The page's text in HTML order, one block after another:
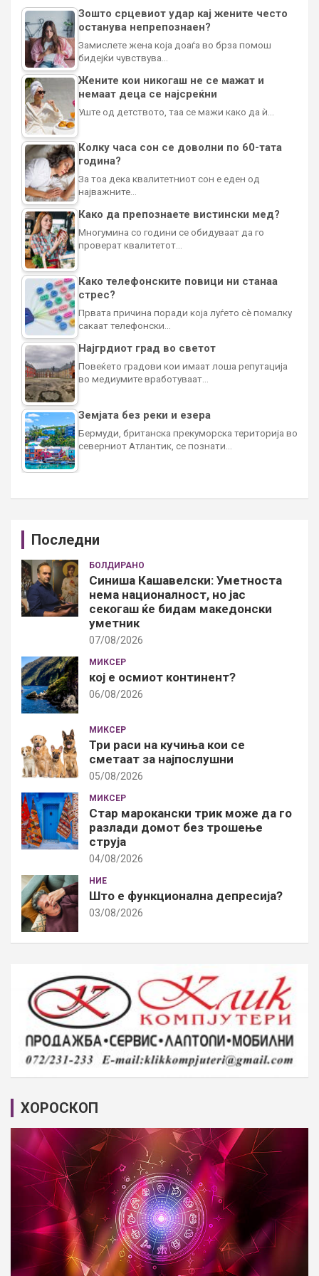
Зошто срцевиот удар кај жените често
останува непрепознаен?
Замислете жена која доаѓа во брза помош
бидејќи чувствува…
Жените кои никогаш не се мажат и
немаат деца се најсреќни
Уште од детството, таа се мажи како да ѝ…
Колку часа сон се доволни по 60-тата
година?
За тоа дека квалитетниот сон е еден од
најважните…
Како да препознаете вистински мед?
Многумина со години се обидуваат да го
проверат квалитетот…
Како телефонските повици ни станаа
стрес?
Првата причина поради која луѓето сè помалку
сакаат телефонски…
Најгрдиот град во светот
Повеќето градови кои имаат лоша репутација
во медиумите вработуваат…
Земјата без реки и езера
Бермуди, британска прекуморска територија во
северниот Атлантик, се познати…
Последни
БОЛДИРАНО
Синиша Кашавелски: Уметноста
нема националност, но јас
секогаш ќе бидам македонски
уметник
07/08/2026
МИКСЕР
кој е осмиот континент?
06/08/2026
МИКСЕР
Три раси на кучиња кои се
сметаат за најпослушни
05/08/2026
МИКСЕР
Стар марокански трик може да го
разлади домот без трошење
струја
04/08/2026
НИЕ
Што е функционална депресија?
03/08/2026
ХОРОСКОП